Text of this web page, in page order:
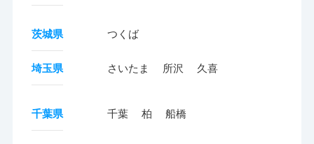
茨城県 つくば
埼玉県 さいたま 所沢 久喜
千葉県 千葉 柏 船橋